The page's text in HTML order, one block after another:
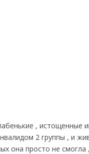
, истощенные
2 группы , и
она просто не смогла